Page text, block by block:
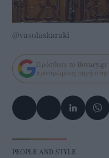
@vasolaskaraki
Πρόσθεσε το Bovary.gr
προτιμώμενη πηγή στην
PEOPLE AND STYLE